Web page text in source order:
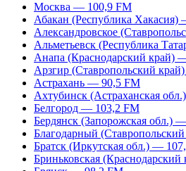
Москва — 100,9 FM
Абакан (Республика
Александровское
Альметьевск (Республика
Анапа (Краснодарский край)
Арзгир (Ставропольский
Астрахань — 90,5 FM
Ахтубинск (Астраханская
Белгород — 103,2 FM
Бердянск (Запорожская обл.)
Благодарный
Братск (Иркутская обл.) —
Бриньковская (Краснодарский